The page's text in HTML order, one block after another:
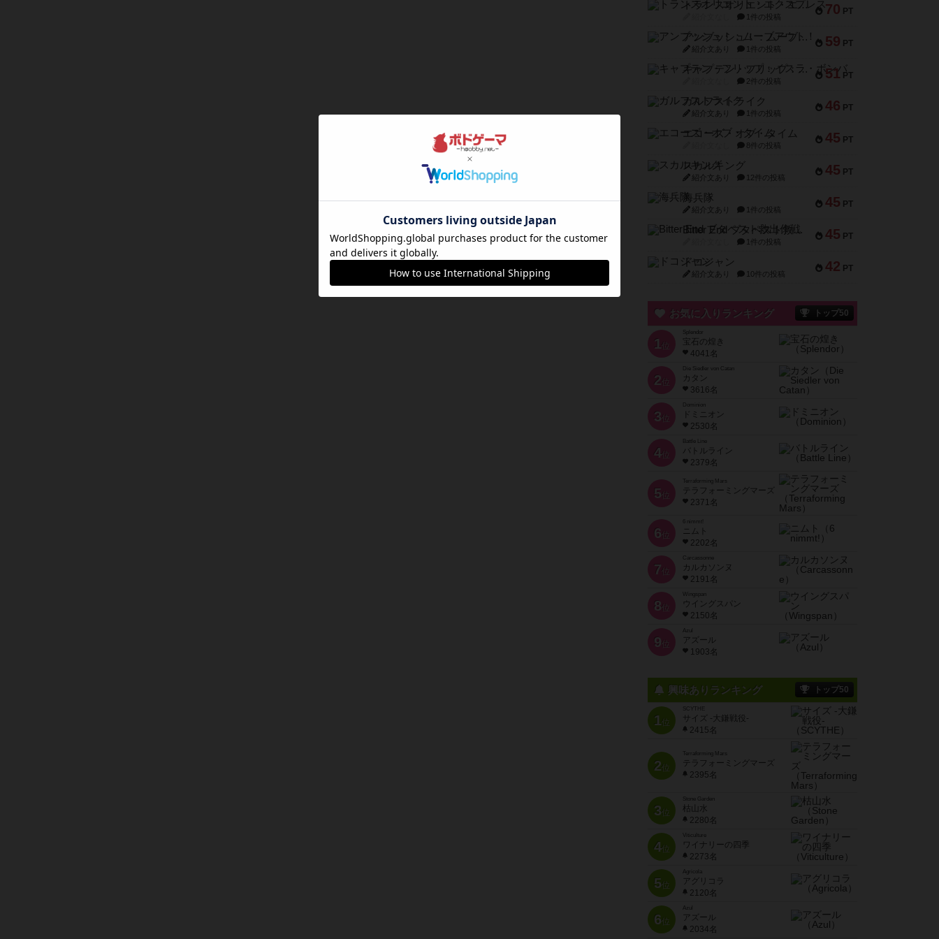
70 PT
トランスオリエント・エクスプレス
1件の投稿
59 PT
アンブッシュ！：ムーブアウト！
紹介文あり 1件の投稿
51 PT
キャプテン・フリップ：イスラ・ボンバ
2件の投稿
46 PT
ガルフストライク
紹介文あり 1件の投稿
45 PT
エコーズ・オブ・タイム
8件の投稿
45 PT
スカルキング
紹介文あり 12件の投稿
45 PT
海兵隊
紹介文あり 1件の投稿
45 PT
Bitter End ブタペスト救出作戦
1件の投稿
42 PT
ドコジャン
紹介文あり 10件の投稿
お気に入りランキング トップ50
1 位
宝石の煌き
4041名
2 位
Die Siedler von Catan
カタン
3616名
3 位
ドミニオン
2530名
4位
Battle Line
バトルライン
2379名
5 位
Terraforming Mars
テラフォーミングマーズ
2371名
6 位
ニムト
2202名
7 位
Carcassonne
カルカソンヌ
2191名
8 位
Wingspan
ウイングスパン
2150名
9 位
Azul
アズール
1903名
興味ありランキング トップ50
1位
SCYTHE
サイズ -大鎌戦役-
2415名
2位
Terraforming Mars
テラフォーミングマーズ
2395名
3位
Stone Garden
枯山水
2280名
4位
Viticulture
ワイナリーの四季
2273名
5位
Agricola
アグリコラ
2120名
6位
Azul
アズール
2034名